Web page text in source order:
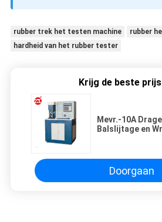
rubber trek het testen machine
rubber
hardheid van het rubber tester
Krijg de beste
Mevr.-10A
Balslijtage en
Doorgaan